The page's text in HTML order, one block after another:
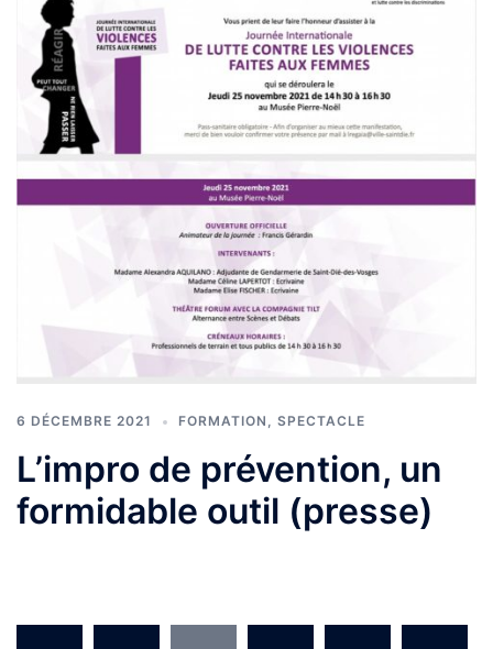
6 DÉCEMBRE 2021 FORMATION , SPECTACLE
L’impro de prévention, un
formidable outil (presse)